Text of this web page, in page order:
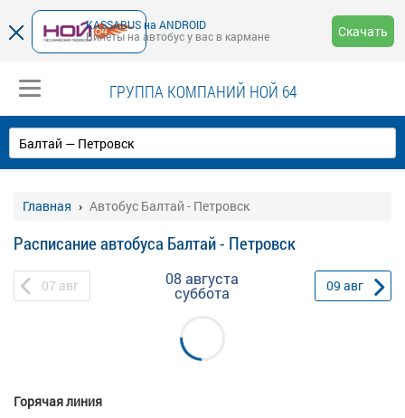
KASSABUS на ANDROID
Билеты на автобус у вас в кармане
Скачать
ГРУППА КОМПАНИЙ НОЙ 64
Главная Автобус Балтай - Петровск
Расписание автобуса Балтай - Петровск
07 авг 08 августа
суббота 09 авг
Горячая линия